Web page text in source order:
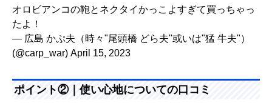
オロビアンコの鞄とネクタイかっこよすぎて買っちゃっ
たよ！
— 広島 かぷ夫（時々"尾頭橋 どら夫"或いは"猛 牛夫"）
(@carp_war) April 15, 2023
ポイント②｜使い心地についての口コミ